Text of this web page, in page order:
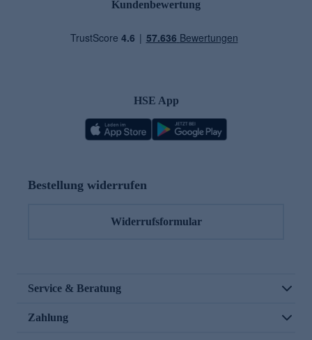
Kundenbewertung
HSE App
Bestellung widerrufen
Widerrufsformular
Service & Beratung
Zahlung